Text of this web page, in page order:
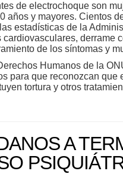
de electrochoque son
años y mayores. Cientos
estadísticas de la
derrame
de los síntomas y
Humanos de la
para que reconozcan que
tortura y otros
A